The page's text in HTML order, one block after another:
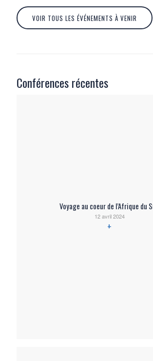
VOIR TOUS LES ÉVÉNEMENTS À VENIR
Conférences récentes
Voyage au coeur de l’Afrique du
12 avril 2024